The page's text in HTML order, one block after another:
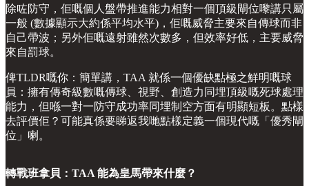
除咗防守，佢嘅個人盤帶推進能力相對一個頂級閘位嚟講只屬
一般 (數據顯示大約係平均水平)，佢嘅威脅主要來自傳球而非
自己帶波；另外佢嘅遠射雖然次數多，但效率好低，主要威脅
來自罰球。
俾TLDR嘅你：簡單講，TAA 就係一個優缺點極之鮮明嘅球
員：擁有傳奇級數嘅傳球、視野、創造力同埋頂級嘅死球處理
能力，但喺一對一防守成功率同埋制空方面有明顯短板。點樣
去評價佢？可能真係要睇返我哋點樣定義一個現代嘅「優秀閘
位」喇。
轉戰班拿貝：TAA 能為皇馬帶來什麼？